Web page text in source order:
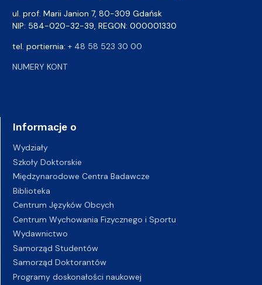
ul. prof. Marii Janion 7, 80-309 Gdańsk
NIP: 584-020-32-39, REGON: 000001330
tel. portiernia: + 48 58 523 30 00
NUMERY KONT
Informacje o
Wydziały
Szkoły Doktorskie
Międzynarodowe Centra Badawcze
Biblioteka
Centrum Języków Obcych
Centrum Wychowania Fizycznego i Sportu
Wydawnictwo
Samorząd Studentów
Samorząd Doktorantów
Programy doskonałości naukowej